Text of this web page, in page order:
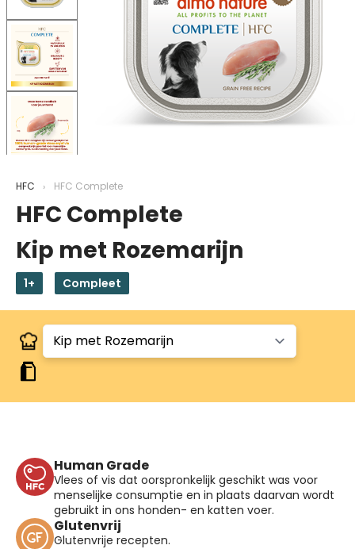
HFC HFC Complete
HFC Complete
Kip met Rozemarijn
1+ Compleet
Human Grade
Vlees of vis dat oorspronkelijk geschikt was voor
menselijke consumptie en in plaats daarvan wordt
gebruikt in ons honden- en katten voer.
Glutenvrij
Glutenvrije recepten.